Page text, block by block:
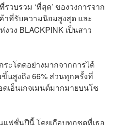
วบรวม ‘ที่สุด’ ของวงการจาก
าที่รับความนิยมสูงสุด และ
ง BLACKPINK เป็นสาว
ะโดดอย่างมากจากการได้
ขึ้นสูงถึง 66% ส่วนทุกครั้งที่
เอ็นเกจเมนต์มากมายบนโซ
แฟชั่นปีนี้ โดยเกือบทุกชุดที่เธอ